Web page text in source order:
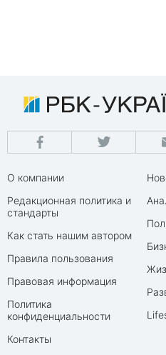
О компании
Редакционная политика и
стандарты
Как стать нашим автором
Правила пользования
Правовая информация
Политика
конфиденциальности
Контакты